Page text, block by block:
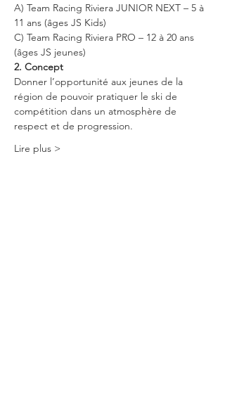
A) Team Racing Riviera JUNIOR NEXT – 5 à
11 ans (âges JS Kids)
C) Team Racing Riviera PRO – 12 à 20 ans
(âges JS jeunes)
2. Concept
Donner l’opportunité aux jeunes de la
région de pouvoir pratiquer le ski de
compétition dans un atmosphère de
respect et de progression.
Lire plus >